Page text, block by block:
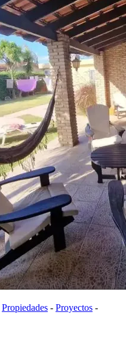
Propiedades - Proyectos -